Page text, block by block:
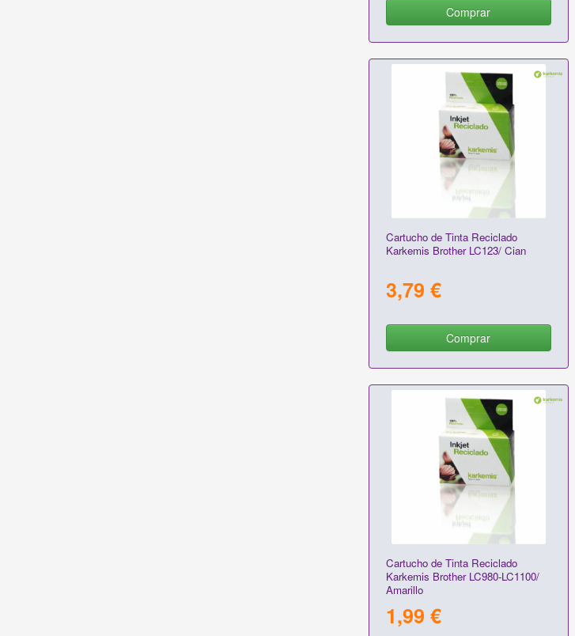
Comprar
Cartucho de Tinta Reciclado
Karkemis Brother LC123/ Cian
3,79 €
Comprar
Cartucho de Tinta Reciclado
Karkemis Brother LC980-LC1100/
Amarillo
1,99 €